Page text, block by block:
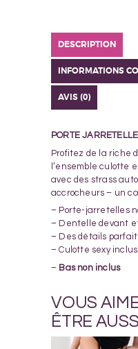
DESCRIPTION
INFORMATIONS
AVIS (0)
PORTE
Profitez de la riche
l’ensemble culotte
avec des strass
accrocheurs – un
– Porte-jarretelles
– Dentelle devant
– Des détails
– Culotte sexy inclus
– Bas non inclus
VOUS
ÊTRE